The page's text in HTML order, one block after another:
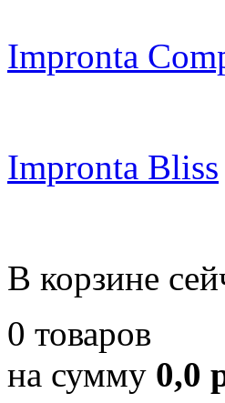
Impronta
Impronta Bliss
В корзине
0 товаров
на сумму 0,0